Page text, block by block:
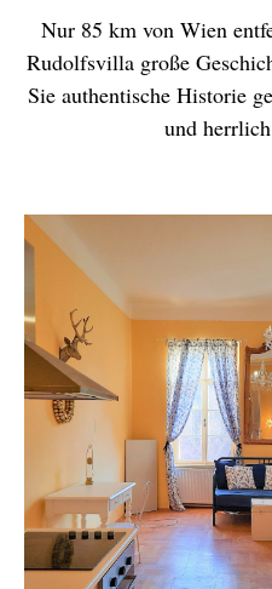
Nur 85 km von Wien
Rudolfsvilla große
Sie authentische Historie
und